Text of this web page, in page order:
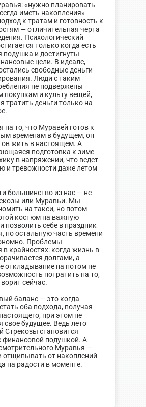
«нужно планировать
иметь накопления»
к тратам и готовность к
— отличительная черта
Психологический
только когда есть
подушка и достигнуты
цели. В идеале,
свободные деньги
Люди с таким
не подвержены
покупкам и культу вещей,
тратить деньги только на
на то, что Муравей готов к
временам в будущем, он
жить в настоящем. А
подготовка к зиме
в напряжении, что ведет
и тревожности даже летом
большинство из нас — не
или Муравьи. Мы
на такси, но потом
костюм на важную
позволить себе в праздник
но остальную часть времени
Проблемы
в крайностях: когда жизнь в
долгами, а
откладывание на потом не
потратить на то,
сейчас.
баланс — это когда
оба подхода, получая
при этом не
свое будущее. Ведь лето
Стрекозы становится
финансовой подушкой. А
Муравья —
отщипывать от накоплений
на радости в моменте.